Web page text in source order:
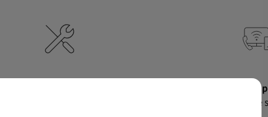
K pevnému internetu
další naše